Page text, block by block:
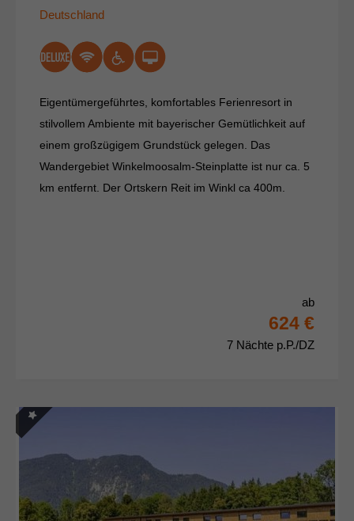
Deutschland
Eigentümergeführtes, komfortables Ferienresort in
stilvollem Ambiente mit bayerischer Gemütlichkeit auf
einem großzügigem Grundstück gelegen. Das
Wandergebiet Winkelmoosalm-Steinplatte ist nur ca. 5
km entfernt. Der Ortskern Reit im Winkl ca 400m.
ab
624 €
7 Nächte p.P./DZ